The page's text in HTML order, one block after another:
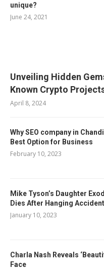
unique?
June 24, 2021
Unveiling Hidden
Known Crypto
April 8, 2024
Why SEO company in
Best Option for Business
February 10, 2023
Mike Tyson’s Daughter
Dies After Hanging Accident
January 10, 2023
Charla Nash Reveals
Face